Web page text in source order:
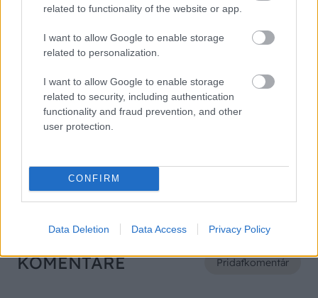
related to functionality of the website or app.
I want to allow Google to enable storage
related to personalization.
I want to allow Google to enable storage
related to security, including authentication
functionality and fraud prevention, and other
user protection.
CONFIRM
Data Deletion Data Access Privacy Policy
Mravce v záhrade nemusia
Záhrada
mravce sa ich boja. Počuli
ste už o mravcolevoch?
KOMENTÁRE Pridaťkomentár